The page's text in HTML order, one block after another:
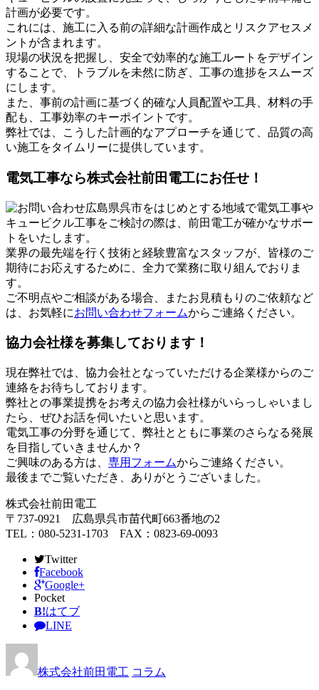
計画が必要です。
これには、施工に入る前の詳細な計画作成とリスクアセスメ
ントが含まれます。
現場の状況を把握し、安全で効率的な施工ルートをデザイン
することで、トラブルを未然に防ぎ、工事の進捗をスムーズ
にします。
また、事前の計画に基づく的確な人員配置や工具、材料の手
配も、工事効率のキーポイントです。
弊社では、こうした計画的なアプローチを通じて、品質の高
い施工をタイムリーに提供しています。
電気工事なら株式会社前田電工にお任せ！
広島県呉市をはじめとする地域で電気工事や
キュービクル工事をご検討の際は、前田電工が確かなサポー
トをいたします。
業界の最先端を行く技術と経験豊富なスタッフが、皆様のご
期待にお応えするために、全力で業務に取り組んでおりま
す。
ご不明点やご相談がある場合、またお見積もりのご依頼など
は、お気軽にお問い合わせフォームからご連絡ください。
協力会社様を募集しております！
現在弊社では、協力会社となっていただける企業様からのご
連絡をお待ちしております。
弊社との事業提携をお考えの協力会社様がいらっしゃいまし
たら、ぜひお話を伺いたいと思います。
電気工事の分野を通じて、弊社とともに事業のさらなる発展
を目指していきませんか？
ご興味のある方は、 専用フォームからご連絡ください。
最後までご覧いただき、ありがとうございました。
株式会社前田電工
〒737-0921 広島県呉市苗代町663番地の2
TEL：080-5231-1703 FAX：0823-69-0093
Twitter
Facebook
Google+
Pocket
B!はてブ
LINE
株式会社前田電工 コラム